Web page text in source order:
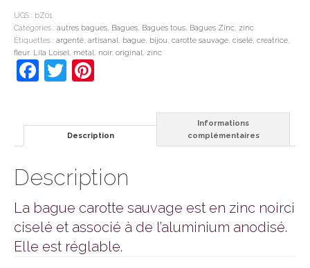
UGS : bZ01
Catégories : autres bagues, Bagues, Bagues tous, Bagues Zinc, zinc
Étiquettes : argenté, artisanal, bague, bijou, carotte sauvage, ciselé, creatrice,
fleur, Lila Loisel, métal, noir, original, zinc
Facebook
Twitter
Description
Informations
complémentaires
Description
La bague carotte sauvage est en zinc noirci
ciselé et associé à de l’aluminium anodisé.
Elle est réglable.